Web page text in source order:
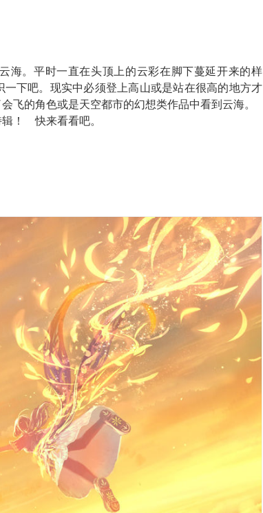
海。平时一直在头顶上的云彩在脚下蔓延开来的样
下吧。现实中必须登上高山或是站在很高的地方才
飞的角色或是天空都市的幻想类作品中看到云海。
！ 快来看看吧。